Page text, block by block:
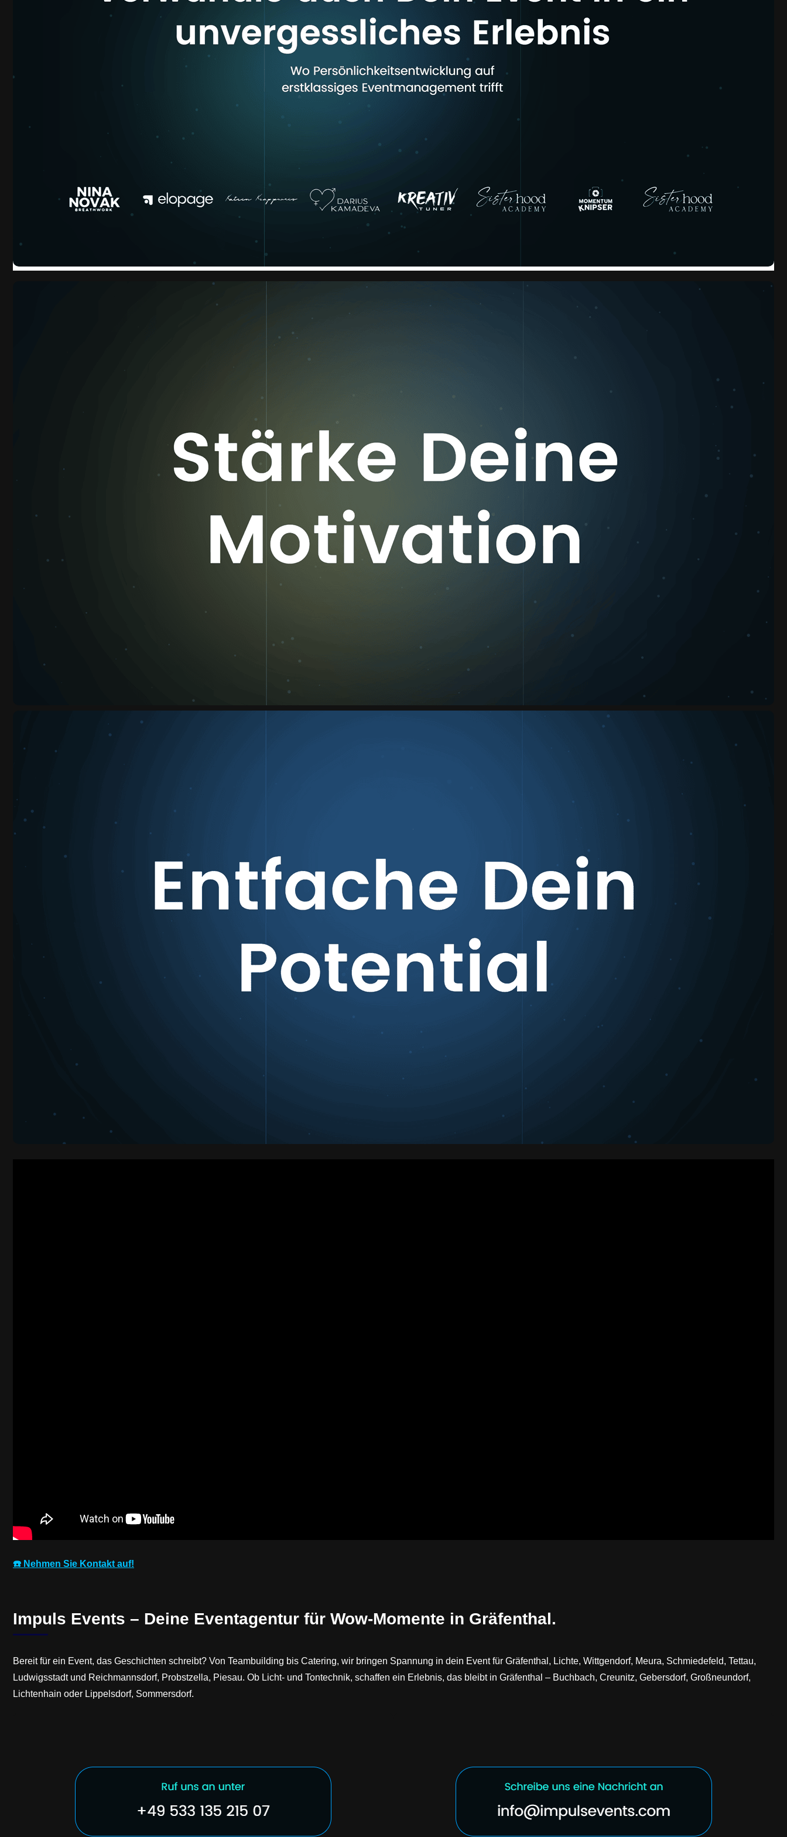
☎️ Nehmen Sie Kontakt auf!
Impuls Events – Deine Eventagentur für Wow-Momente in Gräfenthal.
Bereit für ein Event, das Geschichten schreibt? Von Teambuilding bis Catering, wir bringen Spannung in dein Event für Gräfenthal, Lichte, Wittgendorf, Meura, Schmiedefeld, Tettau,
Ludwigsstadt und Reichmannsdorf, Probstzella, Piesau. Ob Licht- und Tontechnik, schaffen ein Erlebnis, das bleibt in Gräfenthal – Buchbach, Creunitz, Gebersdorf, Großneundorf,
Lichtenhain oder Lippelsdorf, Sommersdorf.